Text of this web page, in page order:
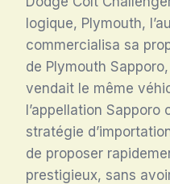
logique, Plymouth,
commercialisa sa
de Plymouth
vendait le même
l’appellation Sapporo
stratégie
de proposer
prestigieux, sans